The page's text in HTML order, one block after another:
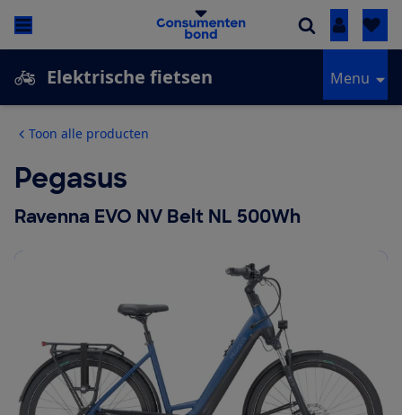
Inloggen
Elektrische fietsen Menu
Toon alle producten
Pegasus
Ravenna EVO NV Belt NL 500Wh